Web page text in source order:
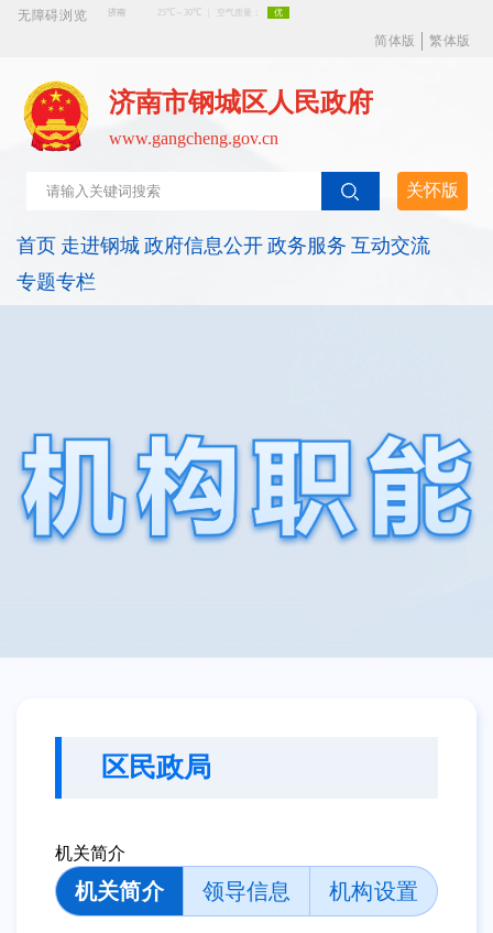
无障碍浏览
简体版
繁体版
济南市钢城区人民政府
www.gangcheng.gov.cn
关怀版
首页 走进钢城 政府信息公开 政务服务 互动交流
专题专栏
区民政局
机关简介
机关简介 领导信息 机构设置